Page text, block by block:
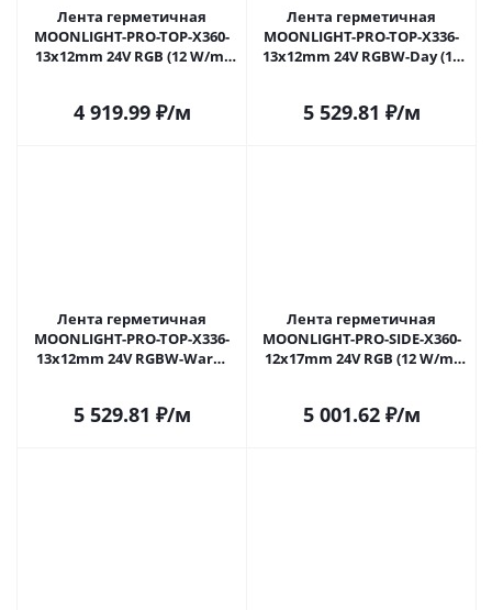
Лента герметичная
MOONLIGHT-PRO-TOP-X360-
13x12mm 24V RGB (12 W/m,
4 919.99₽/м
Лента герметичная
MOONLIGHT-PRO-TOP-X336-
13x12mm 24V RGBW-Day (12
лет)
5 529.81 ₽/м
Лента герметичная
MOONLIGHT-PRO-TOP-X336-
13x12mm 24V RGBW-Warm
лет)
5 529.81 ₽/м
Лента герметичная
MOONLIGHT-PRO-SIDE-X360-
12x17mm 24V RGB (12 W/m,
5 001.62₽/м